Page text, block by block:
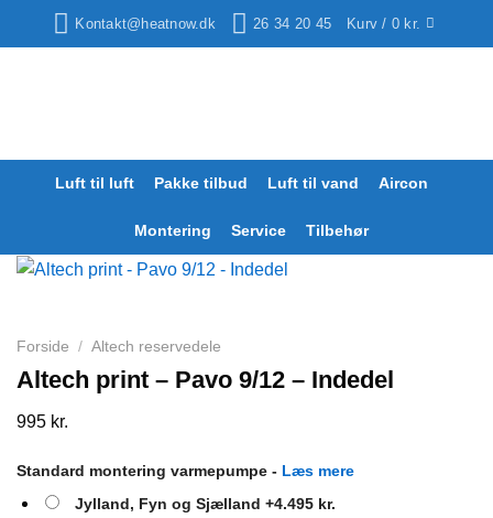
Fortsæt
Kontakt@heatnow.dk 26 34 20 45 Kurv / 0 kr.
Luft til luft Pakke tilbud Luft til vand Aircon
Montering Service Tilbehør
Forside / Altech reservedele
Altech print – Pavo 9/12 – Indedel
995 kr.
Standard montering varmepumpe - Læs mere
Jylland, Fyn og Sjælland +4.495 kr.